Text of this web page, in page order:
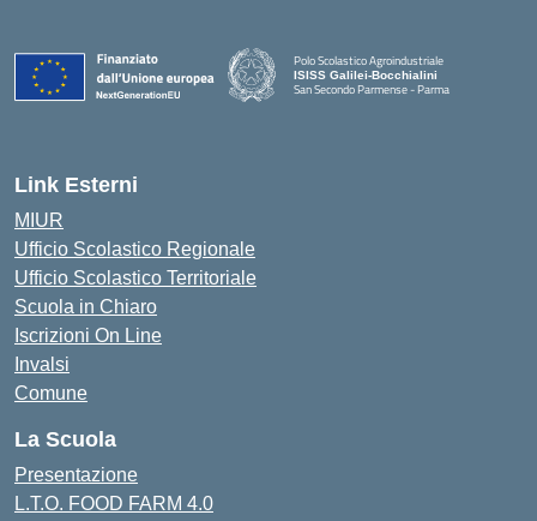
Polo Scolastico Agroindustriale
ISISS Galilei-Bocchialini
San Secondo Parmense - Parma
Link Esterni
MIUR
Ufficio Scolastico Regionale
Ufficio Scolastico Territoriale
Scuola in Chiaro
Iscrizioni On Line
Invalsi
Comune
La Scuola
Presentazione
L.T.O. FOOD FARM 4.0